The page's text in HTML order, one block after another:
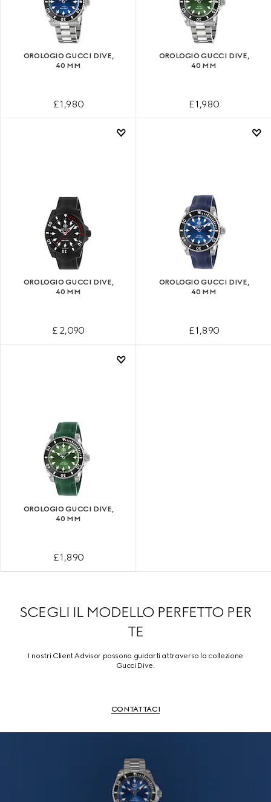
OROLOGIO GUCCI DIVE,
40 MM
£ 1,980
OROLOGIO GUCCI DIVE,
40 MM
£ 1,980
OROLOGIO GUCCI DIVE,
40 MM
£ 2,090
OROLOGIO GUCCI DIVE,
40 MM
£ 1,890
OROLOGIO GUCCI DIVE,
40 MM
£ 1,890
SCEGLI IL MODELLO PERFETTO PER
TE
I nostri Client Advisor possono guidarti attraverso la collezione
Gucci Dive.
CONTATTACI